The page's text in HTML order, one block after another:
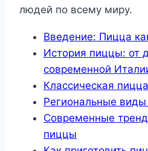
людей по всему миру.
Введение: Пицца
История пиццы: от
современной
Классическая
Региональные
Современные
пиццы